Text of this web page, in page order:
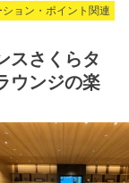
ョン・ポイント関連
スさくらタ
ウンジの楽